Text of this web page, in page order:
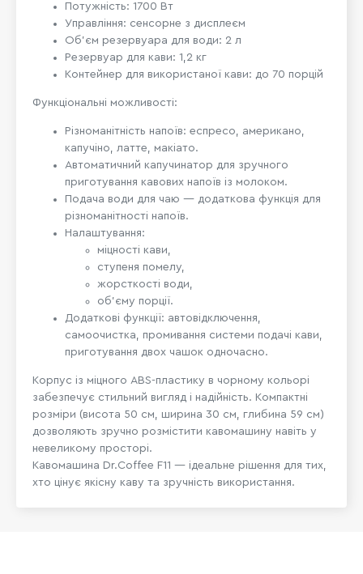
Потужність: 1700 Вт
Управління: сенсорне з дисплеєм
Об’єм резервуара для води: 2 л
Резервуар для кави: 1,2 кг
Контейнер для використаної кави: до 70 порцій
Функціональні можливості:
Різноманітність напоїв: еспресо, американо,
капучіно, латте, макіато.
Автоматичний капучинатор для зручного
приготування кавових напоїв із молоком.
Подача води для чаю — додаткова функція для
різноманітності напоїв.
Налаштування:
міцності кави,
ступеня помелу,
жорсткості води,
об’єму порції.
Додаткові функції: автовідключення,
самоочистка, промивання системи подачі кави,
приготування двох чашок одночасно.
Корпус із міцного ABS-пластику в чорному кольорі
забезпечує стильний вигляд і надійність. Компактні
розміри (висота 50 см, ширина 30 см, глибина 59 см)
дозволяють зручно розмістити кавомашину навіть у
невеликому просторі.
Кавомашина Dr.Coffee F11 — ідеальне рішення для тих,
хто цінує якісну каву та зручність використання.